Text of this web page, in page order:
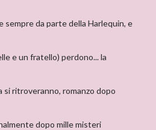
da parte della Harlequin, e
e un fratello) perdono... la
si ritroveranno, romanzo dopo
dopo mille misteri